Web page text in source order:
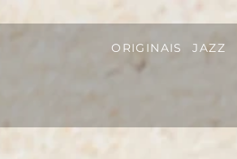
ORIGINAIS JAZZ